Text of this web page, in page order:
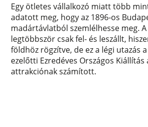
Egy ötletes vállalkozó miatt több
adatott meg, hogy az 1896-os
madártávlatból szemlélhesse meg.
legtöbbször csak fel- és leszállt,
földhöz rögzítve, de ez a légi utazás
ezelőtti Ezredéves Országos
attrakciónak számított.